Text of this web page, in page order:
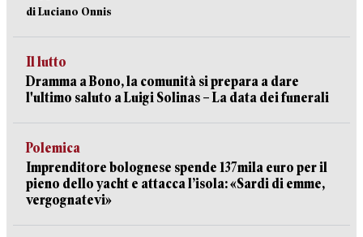
di Luciano Onnis
Il lutto
Dramma a Bono, la comunità si prepara a dare
l'ultimo saluto a Luigi Solinas – La data dei funerali
Polemica
Imprenditore bolognese spende 137mila euro per il
pieno dello yacht e attacca l’isola: «Sardi di emme,
vergognatevi»